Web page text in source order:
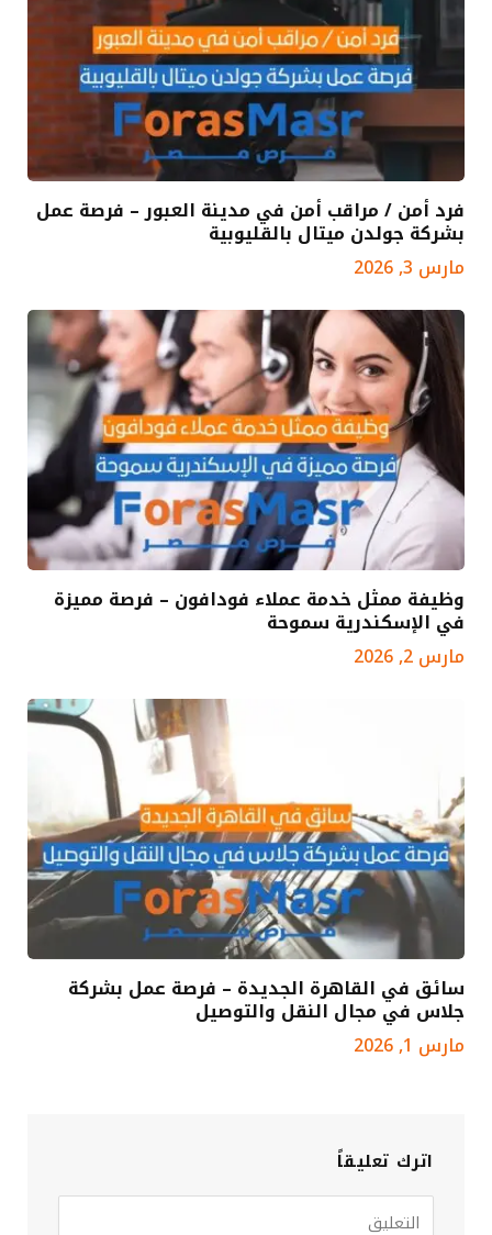
فرد أمن / مراقب أمن في مدينة العبور – فرصة عمل
بشركة جولدن ميتال بالقليوبية
مارس 3, 2026
وظيفة ممثل خدمة عملاء فودافون – فرصة مميزة
في الإسكندرية سموحة
مارس 2, 2026
سائق في القاهرة الجديدة – فرصة عمل بشركة
جلاس في مجال النقل والتوصيل
مارس 1, 2026
اترك تعليقاً